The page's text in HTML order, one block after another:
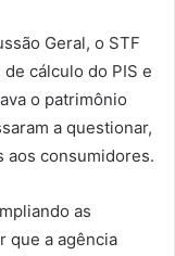
Geral, o STF
cálculo do PIS e
o patrimônio
a questionar,
aos consumidores.
as
que a agência